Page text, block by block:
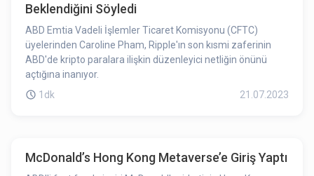
Beklendiğini Söyledi
ABD Emtia Vadeli İşlemler Ticaret Komisyonu (CFTC)
üyelerinden Caroline Pham, Ripple'ın son kısmi zaferinin
ABD'de kripto paralara ilişkin düzenleyici netliğin önünü
açtığına inanıyor.
1dk
21.07.2023
McDonald’s Hong Kong Metaverse’e Giriş Yaptı